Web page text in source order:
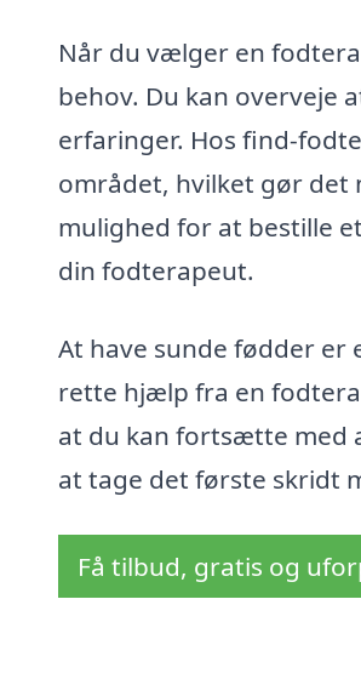
Når du vælger en
behov. Du kan overveje
erfaringer. Hos find-
området, hvilket gør det
mulighed for at bestille
din fodterapeut.
At have sunde fødder er
rette hjælp fra en
at du kan fortsætte med
at tage det første skridt
Få tilbud, gratis og